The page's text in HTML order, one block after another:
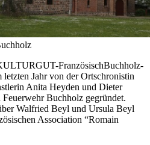
FranzösischBuchholz-
Jahr von der Ortschronistin
Anita Heyden und Dieter
Buchholz gegründet.
Walfried Beyl und Ursula Beyl
Association “Romain